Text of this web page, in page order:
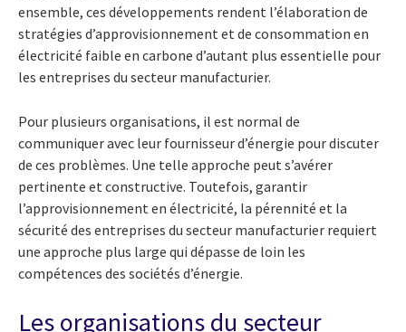
ensemble, ces développements rendent l’élaboration de
stratégies d’approvisionnement et de consommation en
électricité faible en carbone d’autant plus essentielle pour
les entreprises du secteur manufacturier.
Pour plusieurs organisations, il est normal de
communiquer avec leur fournisseur d’énergie pour discuter
de ces problèmes. Une telle approche peut s’avérer
pertinente et constructive. Toutefois, garantir
l’approvisionnement en électricité, la pérennité et la
sécurité des entreprises du secteur manufacturier requiert
une approche plus large qui dépasse de loin les
compétences des sociétés d’énergie.
Les organisations du secteur